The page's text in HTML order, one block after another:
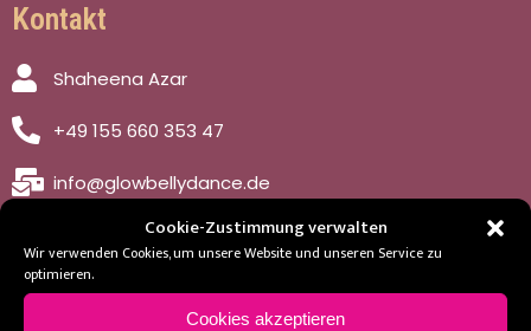
Cookie-Zustimmung verwalten
Wir verwenden Cookies, um unsere Website und unseren Service zu
optimieren.
Cookies akzeptieren
Kontakt
Shaheena Azar
+49 155 660 353 47
info@glowbellydance.de